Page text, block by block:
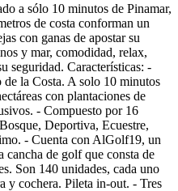
a sólo 10 minutos de Pinamar,
de costa conforman un
con ganas de apostar su
y mar, comodidad, relax,
seguridad. Características: -
la Costa. A solo 10 minutos
con plantaciones de
- Compuesto por 16
Deportiva, Ecuestre,
- Cuenta con AlGolf19, un
cancha de golf que consta de
Son 140 unidades, cada uno
y cochera. Pileta in-out. - Tres